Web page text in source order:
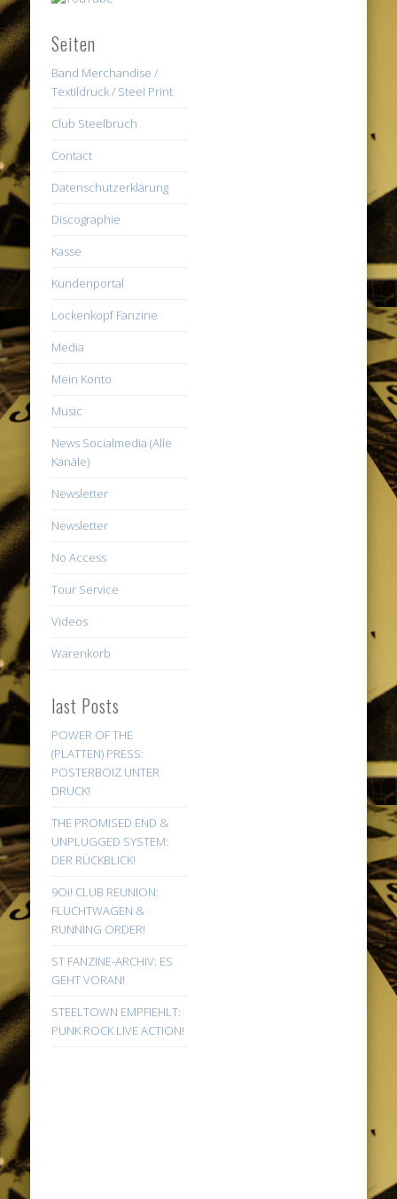
Seiten
Band Merchandise /
Textildruck / Steel Print
Club Steelbruch
Contact
Datenschutzerklärung
Discographie
Kasse
Kundenportal
Lockenkopf Fanzine
Media
Mein Konto
Music
News Socialmedia (Alle
Kanäle)
Newsletter
Newsletter
No Access
Tour Service
Videos
Warenkorb
last Posts
POWER OF THE
(PLATTEN) PRESS:
POSTERBOIZ UNTER
DRUCK!
THE PROMISED END &
UNPLUGGED SYSTEM:
DER RÜCKBLICK!
9Oi! CLUB REUNION:
FLUCHTWAGEN &
RUNNING ORDER!
ST FANZINE-ARCHIV: ES
GEHT VORAN!
STEELTOWN EMPFIEHLT:
PUNK ROCK LIVE ACTION!